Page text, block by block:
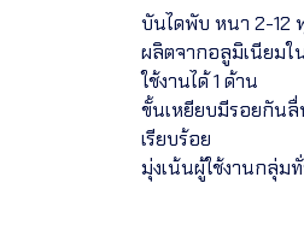
บันไดพับ หนา 2-12
ผลิตจากอลูมิเนียมใ
ใช้งานได้ 1 ด้าน
ขั้นเหยียบมีรอยกันลื่
เรียบร้อย
มุ่งเน้นผู้ใช้งานกลุ่ม